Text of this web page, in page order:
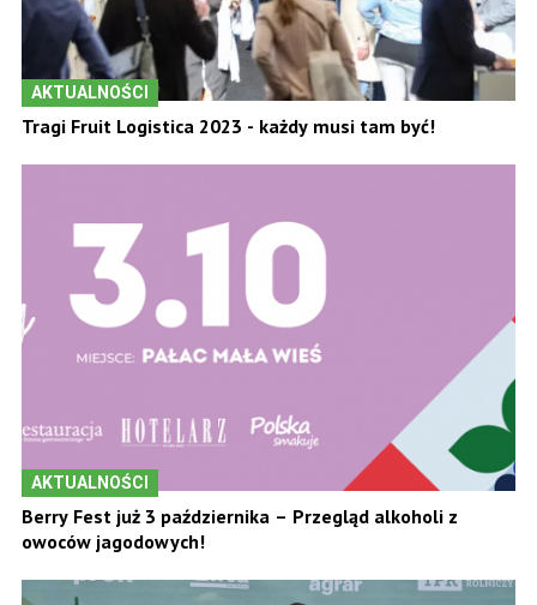
AKTUALNOŚCI
Tragi Fruit Logistica 2023 - każdy musi tam być!
AKTUALNOŚCI
Berry Fest już 3 października – Przegląd alkoholi z
owoców jagodowych!